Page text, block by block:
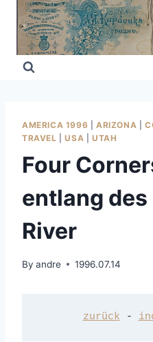
Skip
content
AMERICA 1996 ARIZONA
TRAVEL |USA UTAH
Four
entlang des
River
By andre 1996.07.14
zurück -